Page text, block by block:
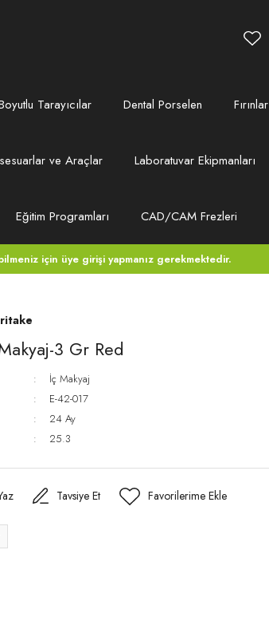
Tarayıcılar Dental Porselen Fırınlar
ve Araçlar Laboratuvar Ekipmanları
Eğitim Programları CAD/CAM Frezleri
için üye girişi yapmanız gerekmektedir.
3 Gr Red
İç Makyaj
E-42-017
24 Ay
25.3
Tavsiye Et